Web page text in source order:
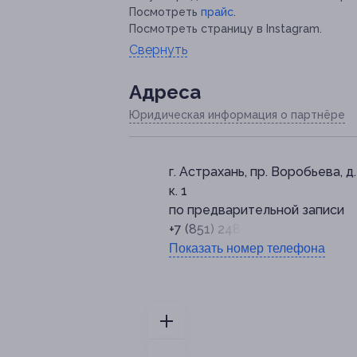
Посмотреть прайс
Посмотреть страницу в Instagram.
Свернуть
Адресa
Юридическая информация о партнёре
г. Астрахань, пр. Воробьева,
к. 1
по предварительной записи
+7 (851) 248-07-48
Показать номер телефона